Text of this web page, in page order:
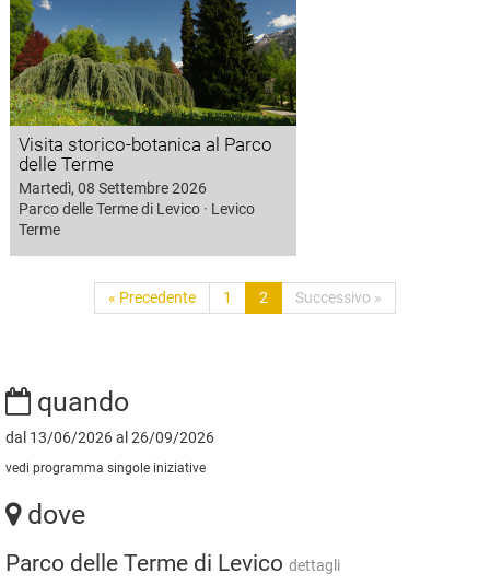
Visita storico-botanica al Parco
delle Terme
Martedì, 08 Settembre 2026
Parco delle Terme di Levico · Levico
Terme
« Precedente 1 2 Successivo »
quando
dal 13/06/2026 al 26/09/2026
vedi programma singole iniziative
dove
Parco delle Terme di Levico dettagli